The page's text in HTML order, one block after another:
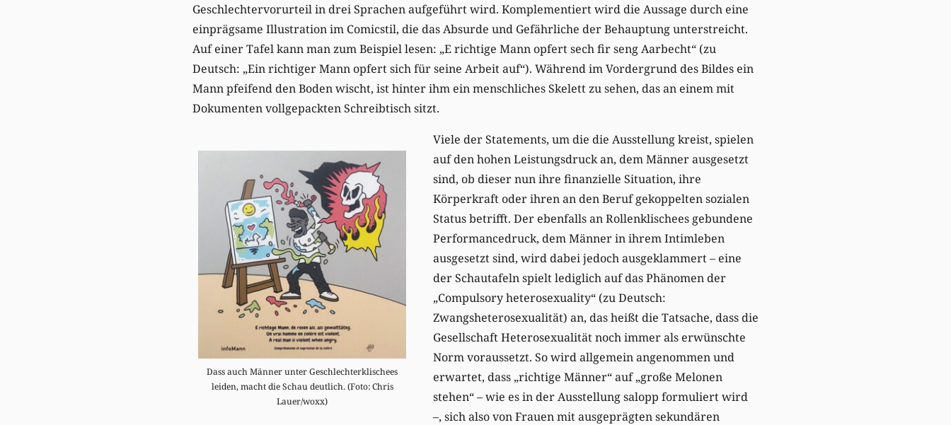
Geschlechtervorurteil in drei Sprachen aufgeführt wird. Komplementiert wird die Aussage durch eine
einprägsame Illustration im Comicstil, die das Absurde und Gefährliche der Behauptung unterstreicht.
Auf einer Tafel kann man zum Beispiel lesen: „E richtige Mann opfert sech fir seng Aarbecht“ (zu
Deutsch: „Ein richtiger Mann opfert sich für seine Arbeit auf“). Während im Vordergrund des Bildes ein
Mann pfeifend den Boden wischt, ist hinter ihm ein menschliches Skelett zu sehen, das an einem mit
Dokumenten vollgepackten Schreibtisch sitzt.
Dass auch Männer unter Geschlechterklischees
leiden, macht die Schau deutlich. (Foto: Chris
Lauer/woxx)
Viele der Statements, um die die Ausstellung kreist, spielen
auf den hohen Leistungsdruck an, dem Männer ausgesetzt
sind, ob dieser nun ihre finanzielle Situation, ihre
Körperkraft oder ihren an den Beruf gekoppelten sozialen
Status betrifft. Der ebenfalls an Rollenklischees gebundene
Performancedruck, dem Männer in ihrem Intimleben
ausgesetzt sind, wird dabei jedoch ausgeklammert – eine
der Schautafeln spielt lediglich auf das Phänomen der
„Compulsory heterosexuality“ (zu Deutsch:
Zwangsheterosexualität) an, das heißt die Tatsache, dass die
Gesellschaft Heterosexualität noch immer als erwünschte
Norm voraussetzt. So wird allgemein angenommen und
erwartet, dass „richtige Männer“ auf „große Melonen
stehen“ – wie es in der Ausstellung salopp formuliert wird
–, sich also von Frauen mit ausgeprägten sekundären